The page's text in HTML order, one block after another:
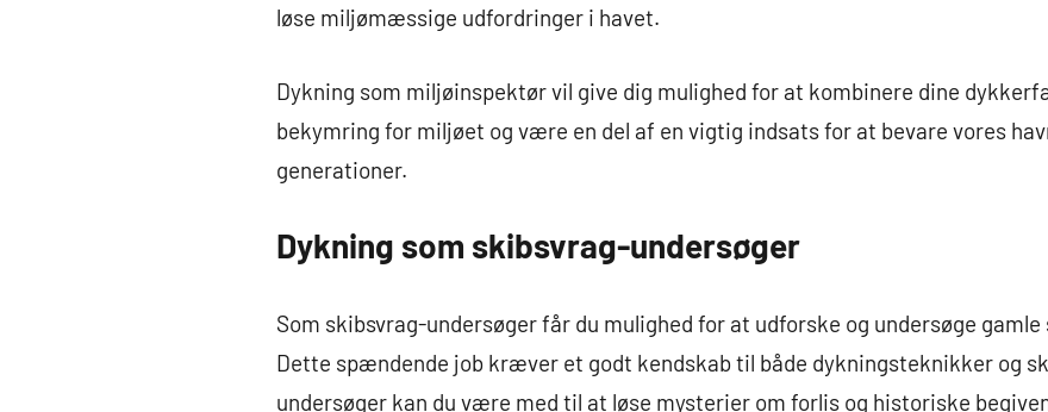
løse miljømæssige udfordringer i havet.
Dykning som miljøinspektør vil give dig mulighed for at kombinere dine
bekymring for miljøet og være en del af en vigtig indsats for at bevare vores
generationer.
Dykning som skibsvrag-undersøger
Som skibsvrag-undersøger får du mulighed for at udforske og undersøge
Dette spændende job kræver et godt kendskab til både dykningsteknikker og
undersøger kan du være med til at løse mysterier om forlis og historiske